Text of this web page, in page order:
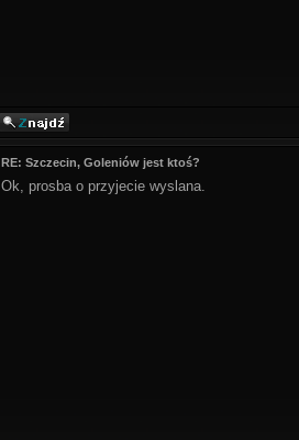
RE: Szczecin, Goleniów jest ktoś?
Ok, prosba o przyjecie wyslana.